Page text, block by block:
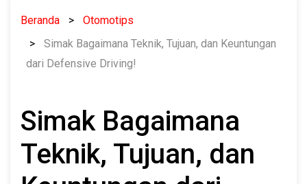
Beranda
Otomotips
Simak Bagaimana Teknik, Tujuan, dan Keuntungan
dari Defensive Driving!
Simak Bagaimana
Teknik, Tujuan, dan